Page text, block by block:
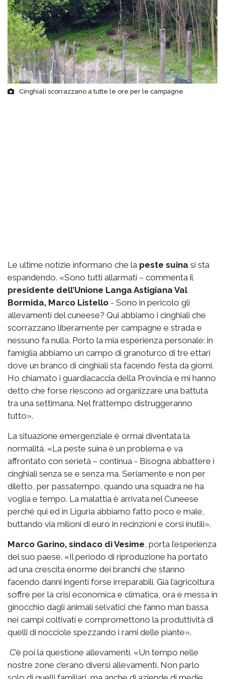
Cinghiali scorrazzano a tutte le ore per le campagne
Le ultime notizie informano che la peste suina si sta
espandendo. «Sono tutti allarmati – commenta il
presidente dell’Unione Langa Astigiana Val
Bormida, Marco Listello - Sono in pericolo gli
allevamenti del cuneese? Qui abbiamo i cinghiali che
scorrazzano liberamente per campagne e strada e
nessuno fa nulla. Porto la mia esperienza personale: in
famiglia abbiamo un campo di granoturco di tre ettari
dove un branco di cinghiali sta facendo festa da giorni.
Ho chiamato i guardiacaccia della Provincia e mi hanno
detto che forse riescono ad organizzare una battuta
tra una settimana. Nel frattempo distruggeranno
tutto».
La situazione emergenziale è ormai diventata la
normalità. «La peste suina è un problema e va
affrontato con serietà – continua - Bisogna abbattere i
cinghiali senza se e senza ma. Seriamente e non per
diletto, per passatempo, quando una squadra ne ha
voglia e tempo. La malattia è arrivata nel Cuneese
perché qui ed in Liguria abbiamo fatto poco e male,
buttando via milioni di euro in recinzioni e corsi inutili».
Marco Garino, sindaco di Vesime , porta l’esperienza
del suo paese. «Il periodo di riproduzione ha portato
ad una crescita enorme dei branchi che stanno
facendo danni ingenti forse irreparabili. Già l’agricoltura
soffre per la crisi economica e climatica, ora è messa in
ginocchio dagli animali selvatici che fanno man bassa
nei campi coltivati e compromettono la produttività di
quelli di nocciole spezzando i rami delle piante».
C’è poi la questione allevamenti. «Un tempo nelle
nostre zone c’erano diversi allevamenti. Non parlo